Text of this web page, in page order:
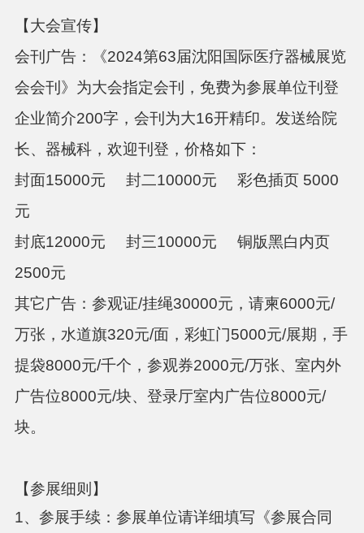
【大会宣传】
会刊广告：
《2024第63届沈阳国际医疗器械展览
会会刊》为大会指定会刊，免费为参展单位刊登
企业简介200字，会刊为大16开精印。发送给院
长、器械科，欢迎刊登，价格如下：
封面15000元 封二10000元 彩色插页 5000
元
封底12000元 封三10000元 铜版黑白内页
2500元
其它广告： 参观证/挂绳30000元，请柬6000元/
万张，水道旗320元/面，彩虹门5000元/展期，手
提袋8000元/千个，参观券2000元/万张、室内外
广告位8000元/块、登录厅室内广告位8000元/
块。
【参展细则】
1、参展手续：参展单位请详细填写《参展合同